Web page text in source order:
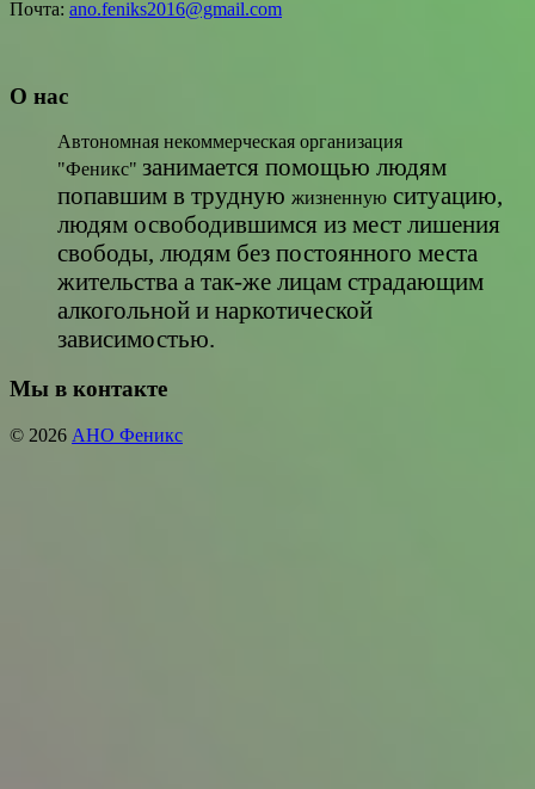
Почта: ano.feniks2016@gmail.com
О нас
Автономная некоммерческая организация
"Феникс" занимается помощью людям
попавшим в трудную жизненную ситуацию,
людям освободившимся из мест лишения
свободы, людям без постоянного места
жительства а так-же лицам страдающим
алкогольной и наркотической
зависимостью.
Мы в контакте
© 2026 АНО Феникс